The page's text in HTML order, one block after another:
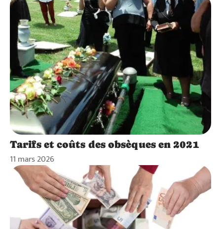
Tarifs et coûts des obsèques en 2021
11 mars 2026